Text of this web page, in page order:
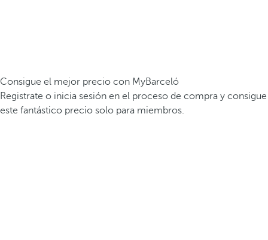
Consigue el mejor precio con MyBarceló
Registrate o inicia sesión en el proceso de compra y consigue
este fantástico precio solo para miembros.